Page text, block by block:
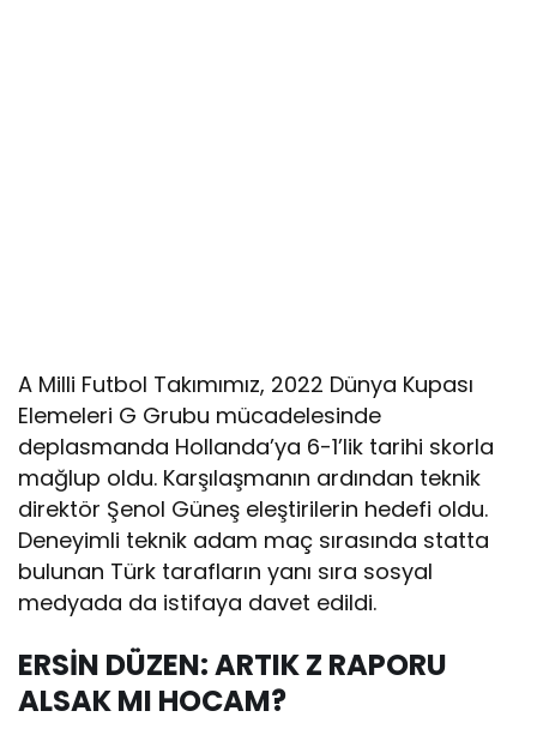
A Milli Futbol Takımımız, 2022 Dünya Kupası
Elemeleri G Grubu mücadelesinde
deplasmanda Hollanda’ya 6-1’lik tarihi skorla
mağlup oldu. Karşılaşmanın ardından teknik
direktör Şenol Güneş eleştirilerin hedefi oldu.
Deneyimli teknik adam maç sırasında statta
bulunan Türk tarafların yanı sıra sosyal
medyada da istifaya davet edildi.
ERSİN DÜZEN: ARTIK Z RAPORU
ALSAK MI HOCAM?